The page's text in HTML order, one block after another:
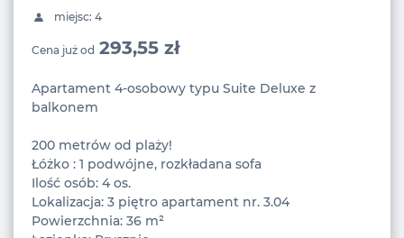
miejsc: 4
Cena już od 293,55 zł
Apartament 4-osobowy typu Suite Deluxe z
balkonem
200 metrów od plaży!
Łóżko : 1 podwójne, rozkładana sofa
Ilość osób: 4 os.
Lokalizacja: 3 piętro apartament nr. 3.04
Powierzchnia: 36 m²